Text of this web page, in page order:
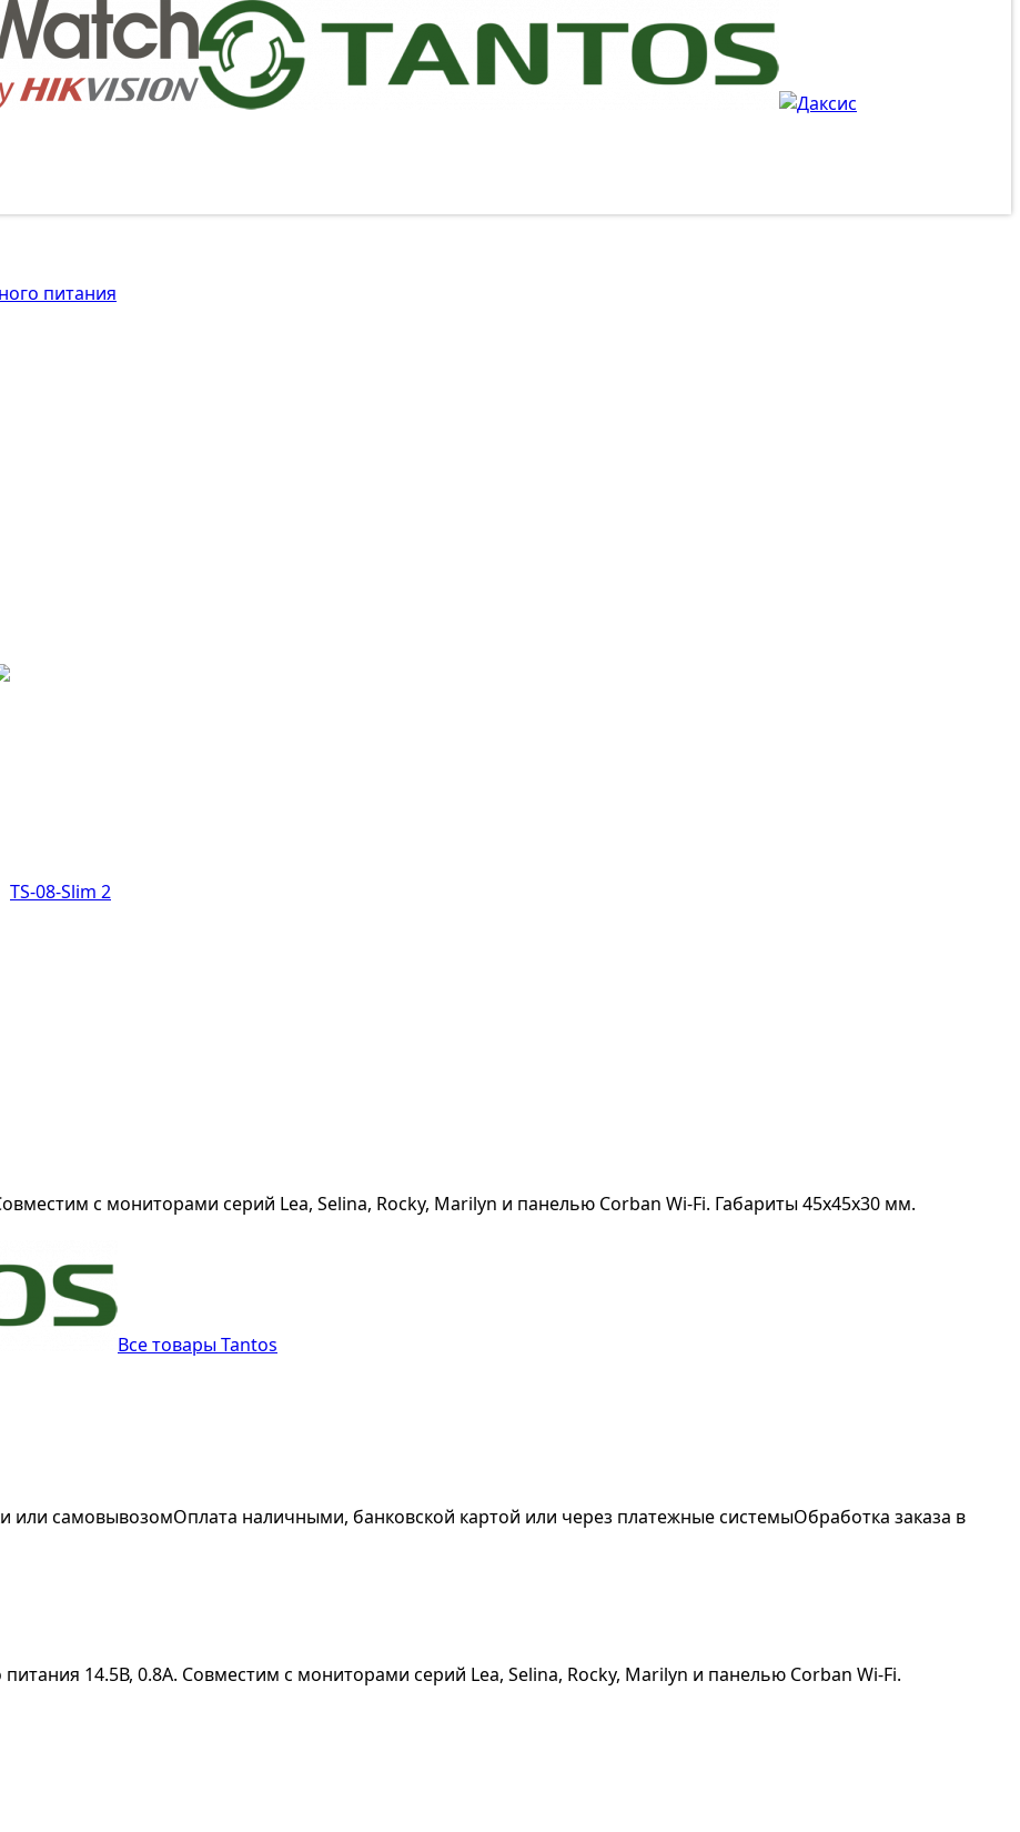
питания
с мониторами серий Lea, Selina, Rocky, Marilyn и панелью Corban Wi-Fi. Габариты 45х45х30 мм.
Все товары Tantos
или самовывозомОплата наличными, банковской картой или через платежные системыОбработка заказа в
14.5В, 0.8А. Совместим с мониторами серий Lea, Selina, Rocky, Marilyn и панелью Corban Wi-Fi.